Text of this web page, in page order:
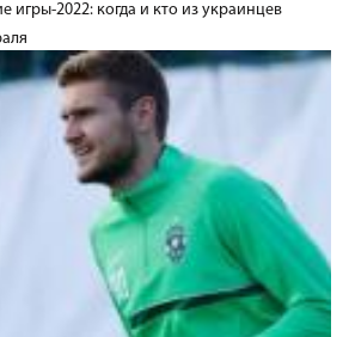
игры-2022: когда и кто из украинцев